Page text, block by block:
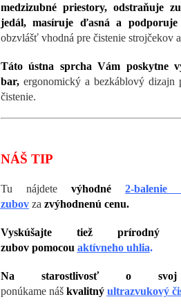
medzizubné priestory, odstraňuje
jedál, masíruje ďasná a podporuje
obzvlášť vhodná pre čistenie strojčekov
Táto ústna sprcha Vám poskytne
bar,ergonomický a bezkáblový dizajn
čistenie.
NÁŠ TIP
Tu nájdete výhodné
2-
zubovza zvýhodnenú cenu.
Vyskúšajte tiež prírodný
zubov pomocou aktívneho uhlia.
Na starostlivosť o
ponúkame náš kvalitný ultrazvukový